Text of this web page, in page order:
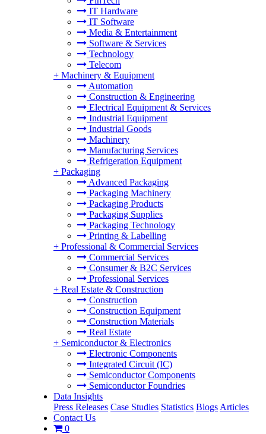
IT Hardware
IT Software
Media & Entertainment
Software & Services
Technology
Telecom
+ Machinery & Equipment
Automation
Construction & Engineering
Electrical Equipment & Services
Industrial Equipment
Industrial Goods
Machinery
Manufacturing Services
Refrigeration Equipment
+ Packaging
Advanced Packaging
Packaging Machinery
Packaging Products
Packaging Supplies
Packaging Technology
Printing & Labelling
+ Professional & Commercial Services
Commercial Services
Consumer & B2C Services
Professional Services
+ Real Estate & Construction
Construction
Construction Equipment
Construction Materials
Real Estate
+ Semiconductor & Electronics
Electronic Components
Integrated Circuit (IC)
Semiconductor Components
Semiconductor Foundries
Data Insights
Press Releases Case Studies Statistics Blogs Articles
Contact Us
0